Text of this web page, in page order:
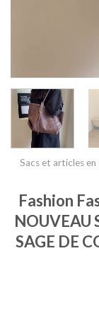
Sacs et articles en
Fashion
NOUVEAU
SAGE DE